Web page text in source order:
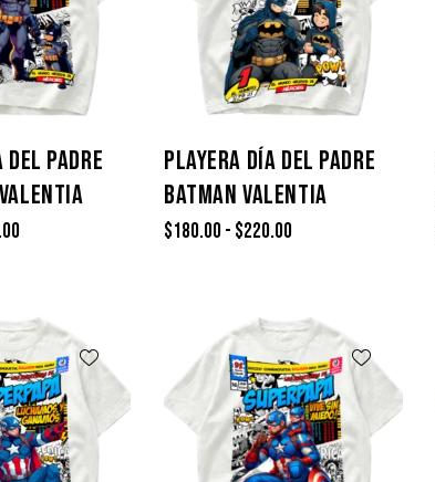
PADRE
PLAYERA DÍA DEL PADRE
BATMAN VALENTIA
$180.00- $220.00